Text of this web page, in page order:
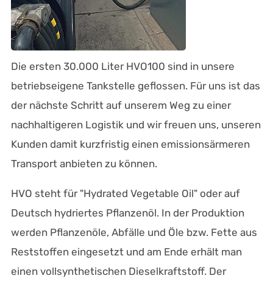
Die ersten 30.000 Liter HVO100 sind in unsere
betriebseigene Tankstelle geflossen. Für uns ist das
der nächste Schritt auf unserem Weg zu einer
nachhaltigeren Logistik und wir freuen uns, unseren
Kunden damit kurzfristig einen emissionsärmeren
Transport anbieten zu können.
HVO steht für "Hydrated Vegetable Oil" oder auf
Deutsch hydriertes Pflanzenöl. In der Produktion
werden Pflanzenöle, Abfälle und Öle bzw. Fette aus
Reststoffen eingesetzt und am Ende erhält man
einen vollsynthetischen Dieselkraftstoff. Der